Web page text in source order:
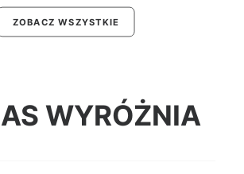
Classic
komponujesz codzienne
swoich preferencji smakowych.
ZOBACZ WSZYSTKIE
WYRÓŻNIA